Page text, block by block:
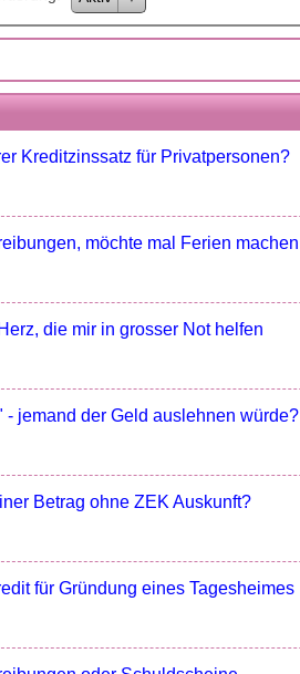
Kreditzinssatz für Privatpersonen?
möchte mal Ferien machen
die mir in grosser Not helfen
jemand der Geld auslehnen würde?
Betrag ohne ZEK Auskunft?
für Gründung eines Tagesheimes